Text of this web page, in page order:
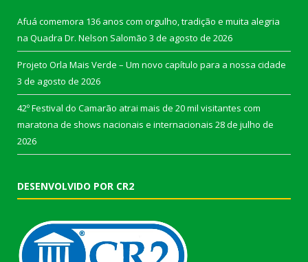
Afuá comemora 136 anos com orgulho, tradição e muita alegria
na Quadra Dr. Nelson Salomão 3 de agosto de 2026
Projeto Orla Mais Verde – Um novo capítulo para a nossa cidade
3 de agosto de 2026
42º Festival do Camarão atrai mais de 20 mil visitantes com
maratona de shows nacionais e internacionais 28 de julho de
2026
DESENVOLVIDO POR CR2